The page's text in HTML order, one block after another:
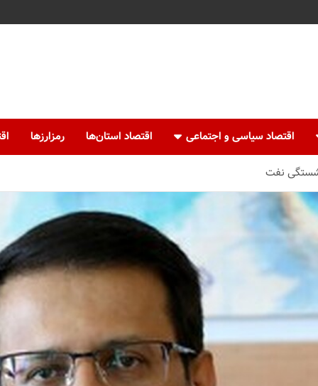
اقتصاد سیاسی و اجتماعی اقتصاد استان‌ها رمزارزها
نفت